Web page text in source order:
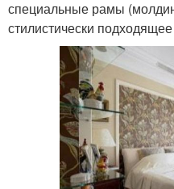
специальные рамы
стилистически